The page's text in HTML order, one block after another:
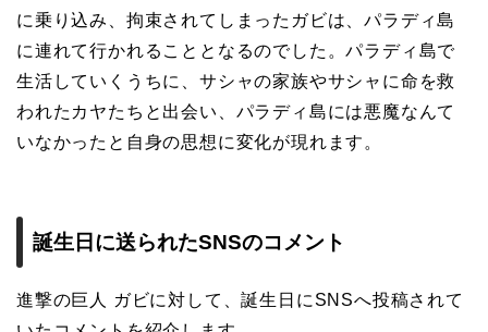
に乗り込み、拘束されてしまったガビは、パラディ島
に連れて行かれることとなるのでした。パラディ島で
生活していくうちに、サシャの家族やサシャに命を救
われたカヤたちと出会い、パラディ島には悪魔なんて
いなかったと自身の思想に変化が現れます。
誕生日に送られたSNSのコメント
進撃の巨人 ガビに対して、誕生日にSNSへ投稿されて